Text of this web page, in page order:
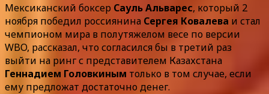
Мексиканский боксер Сауль Альварес, который 2
ноября победил россиянина Сергея Ковалева и стал
чемпионом мира в полутяжелом весе по версии
WBO, рассказал, что согласился бы в третий раз
выйти на ринг с представителем Казахстана
Геннадием Головкиным только в том случае, если
ему предложат достаточно денег.